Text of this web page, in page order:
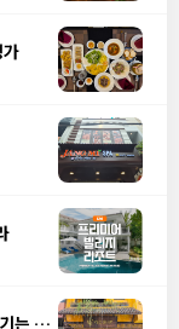
는 분